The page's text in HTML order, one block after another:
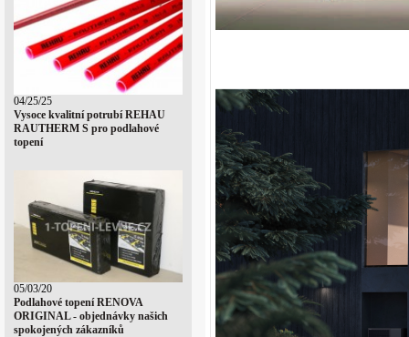
04/25/25
Vysoce kvalitní potrubí REHAU
RAUTHERM S pro podlahové
topení
05/03/20
Podlahové topení RENOVA
ORIGINAL - objednávky našich
spokojených zákazníků